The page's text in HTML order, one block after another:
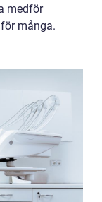
medför
många.